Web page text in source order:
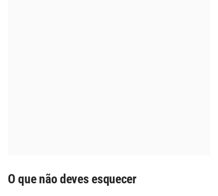
O que não deves esquecer